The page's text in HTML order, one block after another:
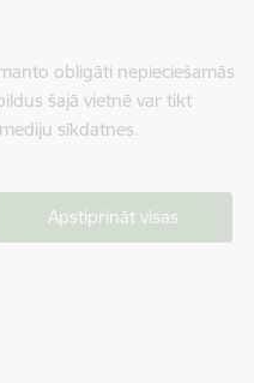
obligāti nepieciešamās
šajā vietnē var tikt
sīkdatnes.
Apstiprināt visas